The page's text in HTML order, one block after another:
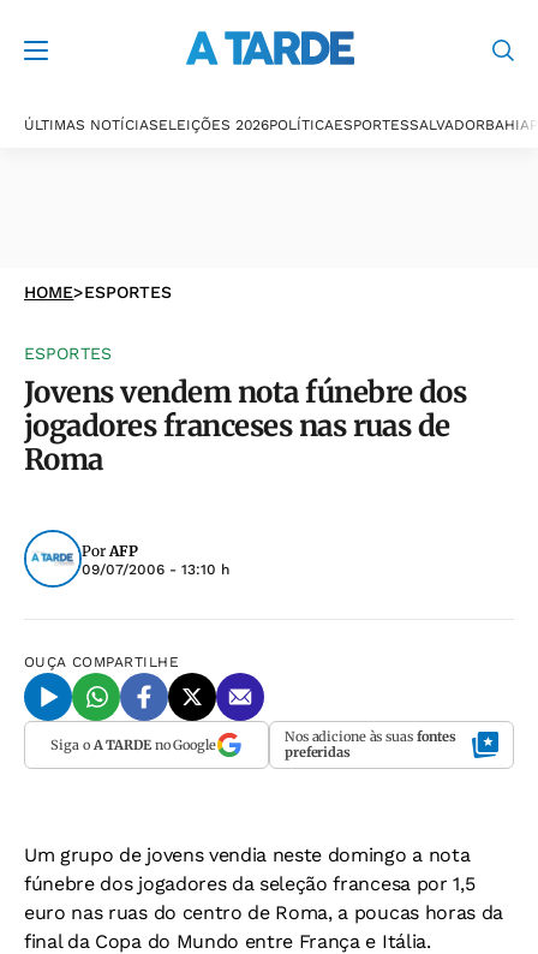
ÚLTIMAS NOTÍCIASELEIÇÕES 2026POLÍTICAESPORTESSALVADORBAHIA
HOME>ESPORTES
ESPORTES
Jovens vendem nota fúnebre dos
jogadores franceses nas ruas de
Roma
PorAFP
09/07/2006 - 13:10 h
OUÇA COMPARTILHE
Siga o A TARDEno Google Nos adicione às suas fontes
preferidas
Um grupo de jovens vendia neste domingo a nota
fúnebre dos jogadores da seleção francesa por 1,5
euro nas ruas do centro de Roma, a poucas horas da
final da Copa do Mundo entre França e Itália.